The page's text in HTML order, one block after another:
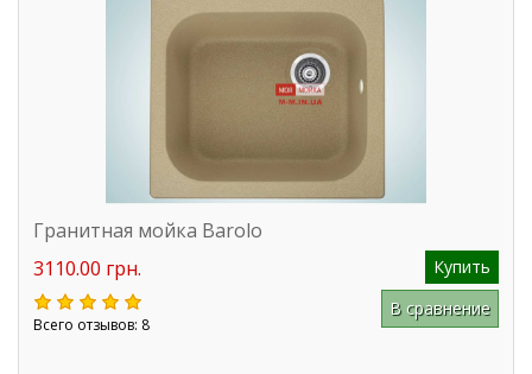
Гранитная мойка Barolo
3110.00 грн.
Купить
Всего отзывов: 8
В сравнение